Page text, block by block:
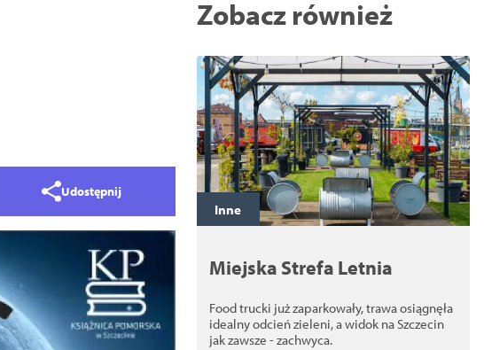
Udostępnij
Zobacz również
Inne
Miejska Strefa Letnia
Food trucki już zaparkowały, trawa osiągnęła
idealny odcień zieleni, a widok na Szczecin
jak zawsze - zachwyca.